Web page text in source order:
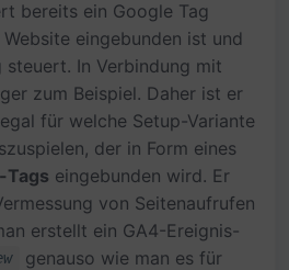
bereits ein Google Tag
eingebunden ist und
steuert. In Verbindung mit
zum Beispiel. Daher ist er
für welche Setup-Variante
der in Form eines
Tags eingebunden wird. Er
von Seitenaufrufen
erstellt ein GA4-Ereignis-
genauso wie man es für